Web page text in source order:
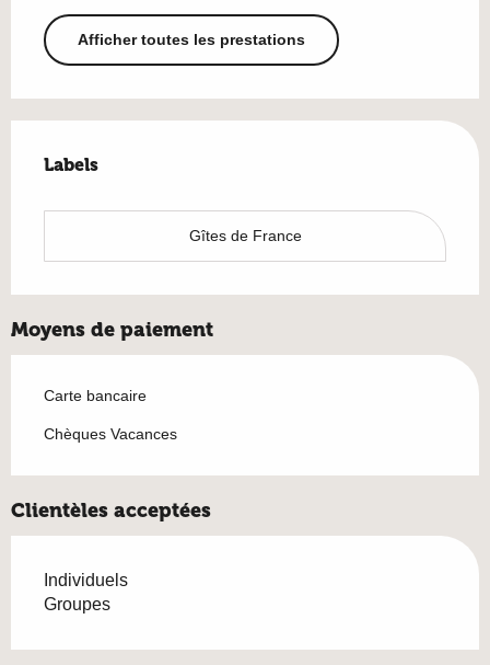
Afficher toutes les prestations
Labels
Labels
Gîtes de France
Moyens de paiement
Carte bancaire
Chèques Vacances
Clientèles acceptées
Individuels
Groupes